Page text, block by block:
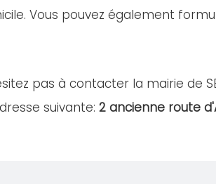
Vous pouvez également
pas à contacter la mairie de
suivante: 2 ancienne route